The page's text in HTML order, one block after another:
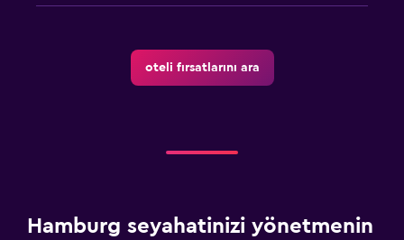
oteli fırsatlarını ara
Hamburg seyahatinizi yönetmenin